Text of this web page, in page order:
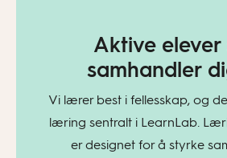
Aktive elever
samhandler
Vi lærer best i fellesskap, og
læring sentralt i LearnLab.
er designet for å styrke